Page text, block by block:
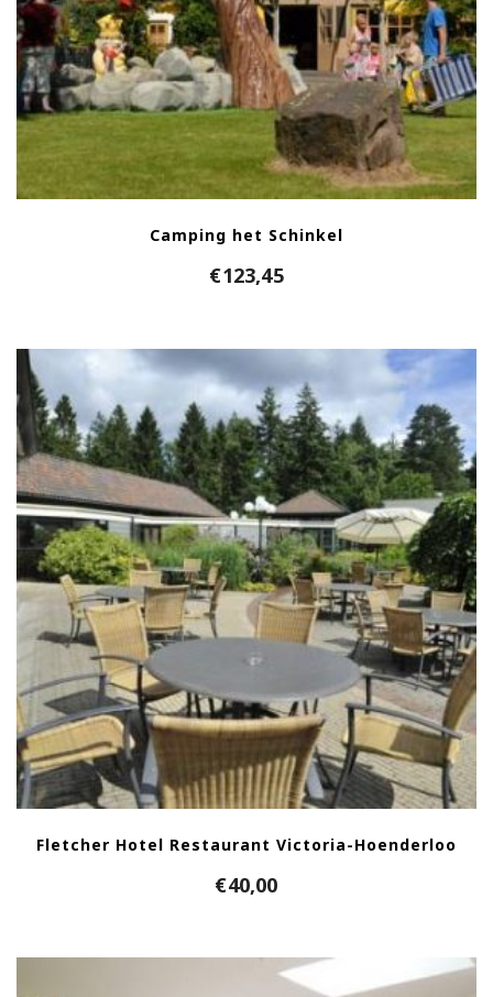
Camping het Schinkel
€123,45
Fletcher Hotel Restaurant Victoria-Hoenderloo
€40,00